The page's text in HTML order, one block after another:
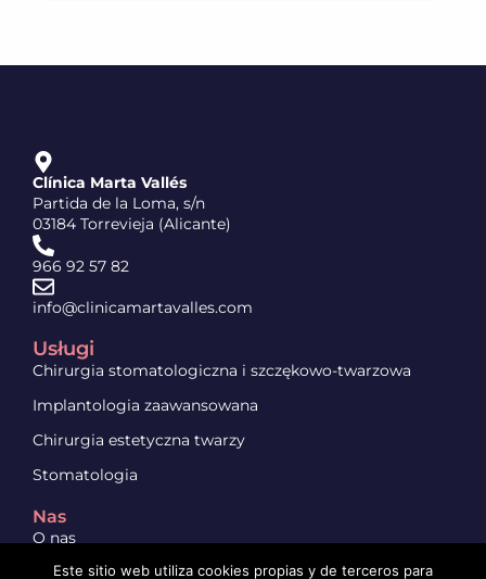
Clínica Marta Vallés
Partida de la Loma, s/n
03184 Torrevieja (Alicante)
966 92 57 82
info@clinicamartavalles.com
Usługi
Chirurgia stomatologiczna i szczękowo-twarzowa
Implantologia zaawansowana
Chirurgia estetyczna twarzy
Stomatologia
Nas
O nas
Kontakt
Este sitio web utiliza cookies propias y de terceros para